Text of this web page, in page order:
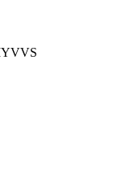
VVS